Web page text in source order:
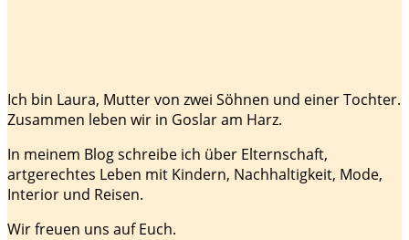
Ich bin Laura, Mutter von zwei Söhnen und einer Tochter.
Zusammen leben wir in Goslar am Harz.
In meinem Blog schreibe ich über Elternschaft,
artgerechtes Leben mit Kindern, Nachhaltigkeit, Mode,
Interior und Reisen.
Wir freuen uns auf Euch.